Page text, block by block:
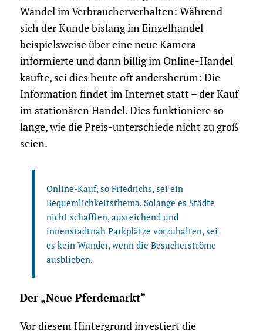
Wandel im Verbraucherverhalten: Während
sich der Kunde bislang im Einzelhandel
beispielsweise über eine neue Kamera
informierte und dann billig im Online-Handel
kaufte, sei dies heute oft andersherum: Die
Information findet im Internet statt – der Kauf
im stationären Handel. Dies funktioniere so
lange, wie die Preis-unterschiede nicht zu groß
seien.
Online-Kauf, so Friedrichs, sei ein
Bequemlichkeitsthema. Solange es Städte
nicht schafften, ausreichend und
innenstadtnah Parkplätze vorzuhalten, sei
es kein Wunder, wenn die Besucherströme
ausblieben.
Der „Neue Pferdemarkt“
Vor diesem Hintergrund investiert die